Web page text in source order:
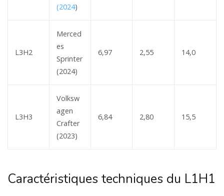
(2024)
L3H2
Merced
es
Sprinter
(2024)
6,97 2,55 14,0
L3H3
Volksw
agen
Crafter
(2023)
6,84 2,80 15,5
Caractéristiques techniques du L1H1